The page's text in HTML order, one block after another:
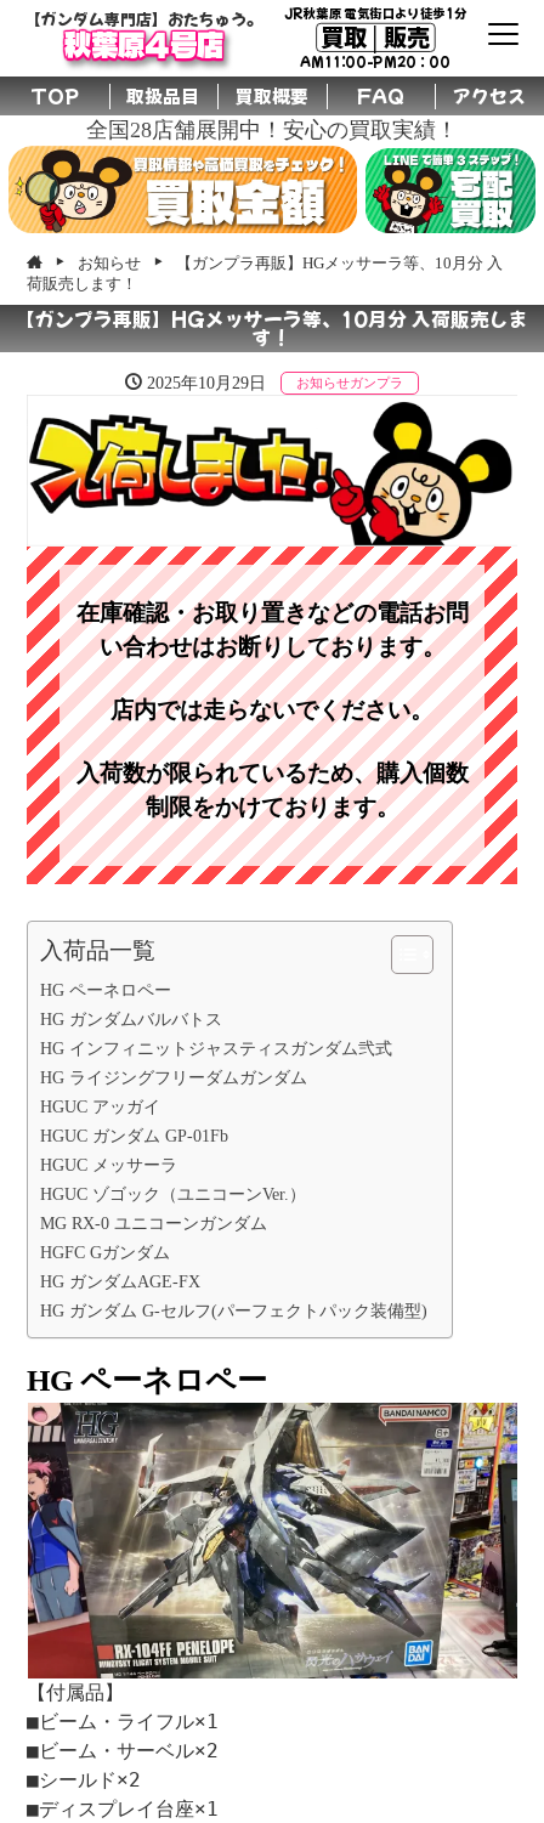
【ガンダム専門店】おたちゅう。
秋葉原4号店
JR秋葉原 電気街口より徒歩1分
買取│販売
AM11:00-PM20：00
TOP 取扱品目 買取概要 FAQ アクセス
全国28店舗展開中！安心の買取実績！
お知らせ
【ガンプラ再販】HGメッサーラ等、10月分 入
荷販売します！
【ガンプラ再販】HGメッサーラ等、10月分 入荷販売しま
す！
2025年10月29日 お知らせガンプラ
在庫確認・お取り置きなどの電話お問
い合わせはお断りしております。
店内では走らないでください。
入荷数が限られているため、購入個数
制限をかけております。
入荷品一覧
HG ペーネロペー
HG ガンダムバルバトス
HG インフィニットジャスティスガンダム弐式
HG ライジングフリーダムガンダム
HGUC アッガイ
HGUC ガンダム GP-01Fb
HGUC メッサーラ
HGUC ゾゴック（ユニコーンVer.）
MG RX-0 ユニコーンガンダム
HGFC Gガンダム
HG ガンダムAGE-FX
HG ガンダム G-セルフ(パーフェクトパック装備型)
HG ペーネロペー
【付属品】
■ビーム・ライフル×1
■ビーム・サーベル×2
■シールド×2
■ディスプレイ台座×1